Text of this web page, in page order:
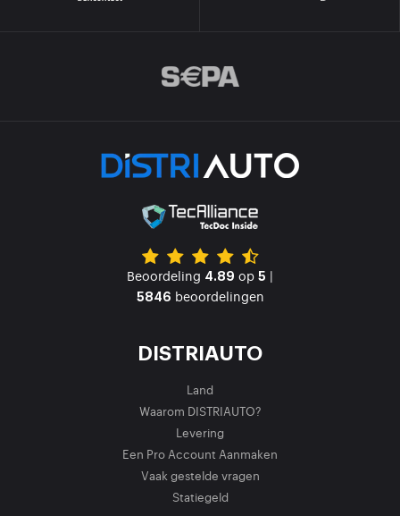
Beoordeling 4.89 op 5 |
5846 beoordelingen
DISTRIAUTO
Land
Waarom DISTRIAUTO?
Levering
Een Pro Account Aanmaken
Vaak gestelde vragen
Statiegeld